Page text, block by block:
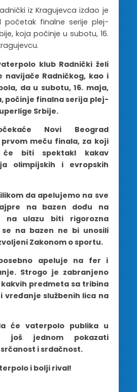
iz Kragujevca izdao je
početak finalne serije plej-
koja počinje u subotu, 16.
klub Radnički želi
navijače Radničkog, kao i
da u subotu, 16. maja,
počinje finalna serija plej-
Srbije.
Novi Beograd
meču finala, za koji
biti spektakl kakav
olimpijskih i evropskih
da apelujemo na sve
na bazen dođu na
na ulazu biti rigorozna
na bazen ne bi unosili
Zakonom o sportu.
apeluje na fer i
Strogo je zabranjeno
predmeta sa tribina
vređanje službenih lica na
će vaterpolo publika u
još jednom pokazati
i srdačnost.
i bolji rival!